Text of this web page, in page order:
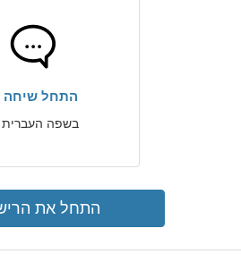
התחל שיחה
בשפה העברית
התחל את